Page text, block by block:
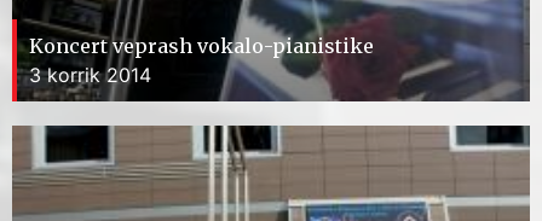
Koncert veprash vokalo-pianistike
3 korrik 2014